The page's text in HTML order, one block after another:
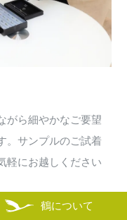
鶴について
がら細やかなご要望
。サンプルのご試着
軽にお越しください